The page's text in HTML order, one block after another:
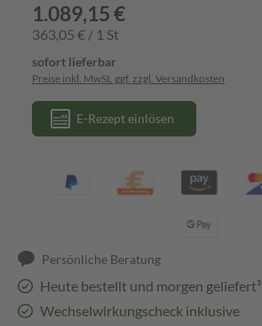
1.089,15 €
363,05 € / 1 St
sofort lieferbar
Preise inkl. MwSt. ggf. zzgl. Versandkosten
E-Rezept einlösen
Persönliche Beratung
Heute bestellt und morgen geliefert³
Wechselwirkungscheck inklusive